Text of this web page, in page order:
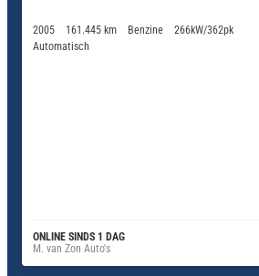
2005 161.445 km Benzine
266kW/362pk
Automatisch
ONLINE SINDS 1 DAG
M. van Zon Auto's